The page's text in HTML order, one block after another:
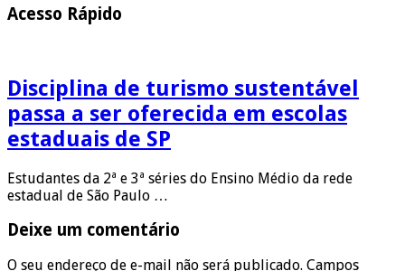
Acesso Rápido
Disciplina de turismo sustentável
passa a ser oferecida em escolas
estaduais de SP
Estudantes da 2ª e 3ª séries do Ensino Médio da rede
estadual de São Paulo …
Deixe um comentário
O seu endereço de e-mail não será publicado. Campos